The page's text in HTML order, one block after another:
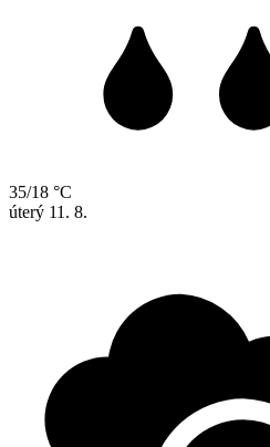
35/18 °C
úterý 11. 8.